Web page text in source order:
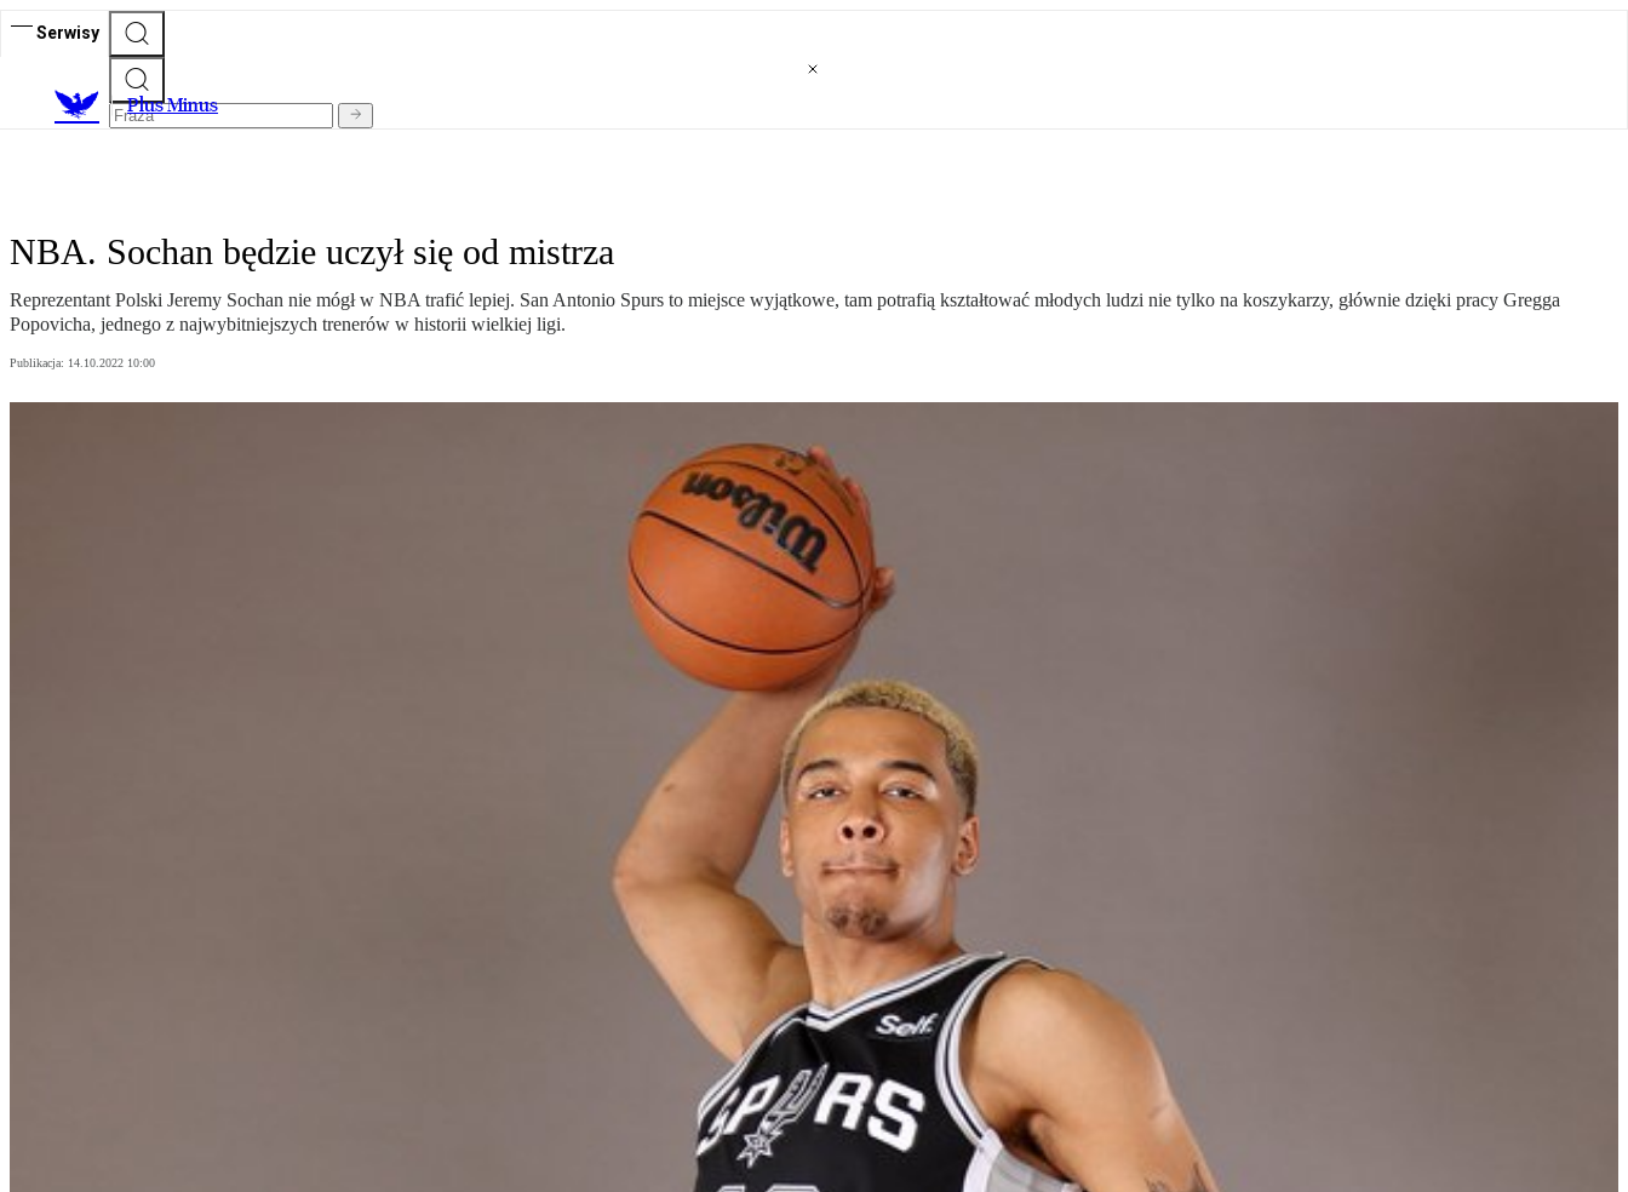
Serwisy
Plus Minus
NBA. Sochan będzie uczył się od mistrza
Reprezentant Polski Jeremy Sochan nie mógł w NBA trafić lepiej. San Antonio Spurs to miejsce wyjątkowe, tam potrafią kształtować młodych ludzi nie tylko na koszykarzy, głównie dzięki pracy Gregga
Popovicha, jednego z najwybitniejszych trenerów w historii wielkiej ligi.
Publikacja: 14.10.2022 10:00